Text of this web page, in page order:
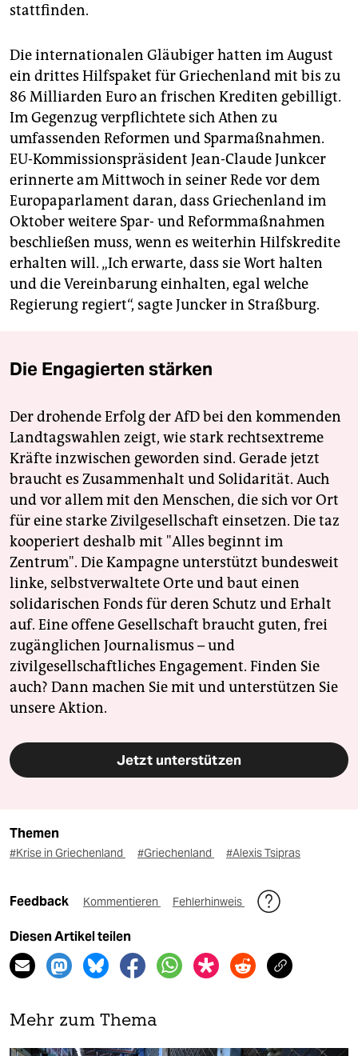
stattfinden.
Die internationalen Gläubiger hatten im August
ein drittes Hilfspaket für Griechenland mit bis zu
86 Milliarden Euro an frischen Krediten gebilligt.
Im Gegenzug verpflichtete sich Athen zu
umfassenden Reformen und Sparmaßnahmen.
EU-Kommissionspräsident Jean-Claude Junkcer
erinnerte am Mittwoch in seiner Rede vor dem
Europaparlament daran, dass Griechenland im
Oktober weitere Spar- und Reformmaßnahmen
beschließen muss, wenn es weiterhin Hilfskredite
erhalten will. „Ich erwarte, dass sie Wort halten
und die Vereinbarung einhalten, egal welche
Regierung regiert“, sagte Juncker in Straßburg.
Die Engagierten stärken
Der drohende Erfolg der AfD bei den kommenden
Landtagswahlen zeigt, wie stark rechtsextreme
Kräfte inzwischen geworden sind. Gerade jetzt
braucht es Zusammenhalt und Solidarität. Auch
und vor allem mit den Menschen, die sich vor Ort
für eine starke Zivilgesellschaft einsetzen. Die taz
kooperiert deshalb mit "Alles beginnt im
Zentrum". Die Kampagne unterstützt bundesweit
linke, selbstverwaltete Orte und baut einen
solidarischen Fonds für deren Schutz und Erhalt
auf. Eine offene Gesellschaft braucht guten, frei
zugänglichen Journalismus – und
zivilgesellschaftliches Engagement. Finden Sie
auch? Dann machen Sie mit und unterstützen Sie
unsere Aktion.
Jetzt unterstützen
Themen
#Krise in Griechenland #Griechenland #Alexis Tsipras
Feedback Kommentieren Fehlerhinweis
Diesen Artikel teilen
Mehr zum Thema